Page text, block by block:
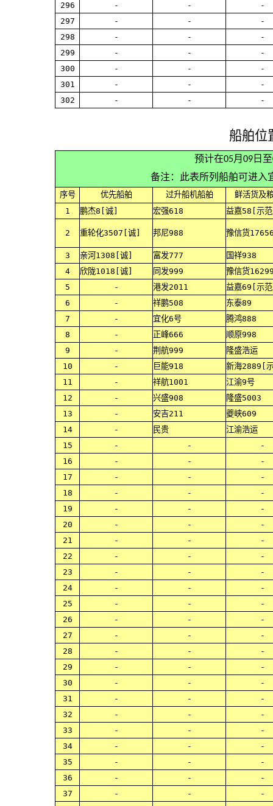
296
- -
-
297
- -
-
298
- -
-
299
- -
-
300
- -
-
301
- -
-
302
- - -
船舶位
预计在05月09日
备注：此表所列船舶可进入
序号 优先船舶 过升船机船舶 鲜活货及
1 鹏杰8[诚] 宏强618 益嘉58[示
2 重轮化3507[诚] 邦尼988 豫信货
3 亲河1308[诚] 富发777
国祥938
4
欣陇1018[诚] 同发999
豫信货
5
- 港发2011
益嘉69[示
6
- 祥鹏508
东泰89
7
- 宜化6号
腾鸿888
8
- 正峰666
顺原998
9
- 荆航999
隆盛浩运
10
- 巨能918
新海2889[
11
- 祥航1001
江渝9号
12
- 兴盛908
隆盛5003
13
- 安吉211
夔峡609
14
- 民贵
江渝浩运
15
- -
-
16
- -
-
17
- -
-
18
- -
-
19
- -
-
20
- -
-
21
- -
-
22
- -
-
23
- -
-
24
- -
-
25
- -
-
26
- -
-
27
- -
-
28
- -
-
29
- -
-
30
- -
-
31
- -
-
32
- -
-
33
- -
-
34
- -
-
35
- -
-
36
- -
-
37
- -
-